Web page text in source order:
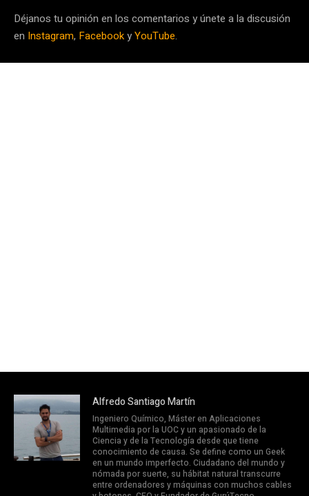
Déjanos tu opinión en los comentarios y únete a la discusión
en Instagram, FacebookyYouTube.
Alfredo Santiago Martín
Ingeniero Químico, Máster en Aplicaciones
Multimedia por la UOC y un apasionado de la
Ciencia y de la Tecnología desde que tiene
conocimiento de causa. Se define como un Geek
en un mundo imperfecto. Ciudadano del mundo y
nómada por suerte, su hábitat natural transcurre
entre ordenadores y máquinas con muchos cables